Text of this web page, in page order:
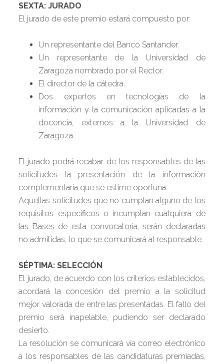
SEXTA: JURADO
El jurado de este premio estará compuesto por:
Un representante del Banco Santander.
Un representante de la Universidad de
Zaragoza nombrado por el Rector.
El director de la cátedra.
Dos expertos en tecnologías de la
información y la comunicación aplicadas a la
docencia, externos a la Universidad de
Zaragoza.
El jurado podrá recabar de los responsables de las
solicitudes la presentación de la información
complementaria que se estime oportuna.
Aquellas solicitudes que no cumplan alguno de los
requisitos específicos o incumplan cualquiera de
las Bases de esta convocatoria, serán declaradas
no admitidas, lo que se comunicará al responsable.
SÉPTIMA: SELECCIÓN
El jurado, de acuerdo con los criterios establecidos,
acordará la concesión del premio a la solicitud
mejor valorada de entre las presentadas. El fallo del
premio será inapelable, pudiendo ser declarado
desierto.
La resolución se comunicará vía correo electrónico
a los responsables de las candidaturas premiadas,